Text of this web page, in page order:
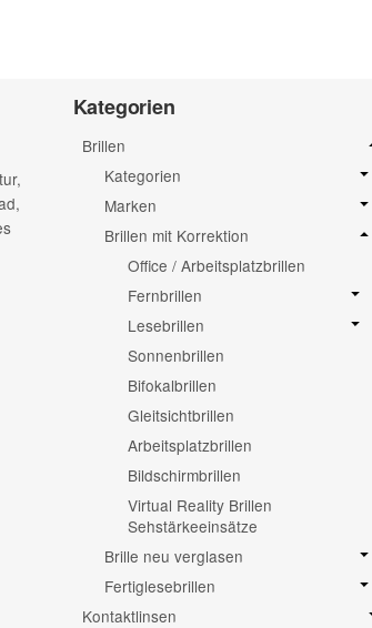
Kategorien
Brillen
Kategorien
Marken
Brillen mit Korrektion
Office / Arbeitsplatzbrillen
Fernbrillen
Lesebrillen
Sonnenbrillen
Bifokalbrillen
Gleitsichtbrillen
Arbeitsplatzbrillen
Bildschirmbrillen
Virtual Reality Brillen
Sehstärkeeinsätze
Brille neu verglasen
Fertiglesebrillen
Kontaktlinsen